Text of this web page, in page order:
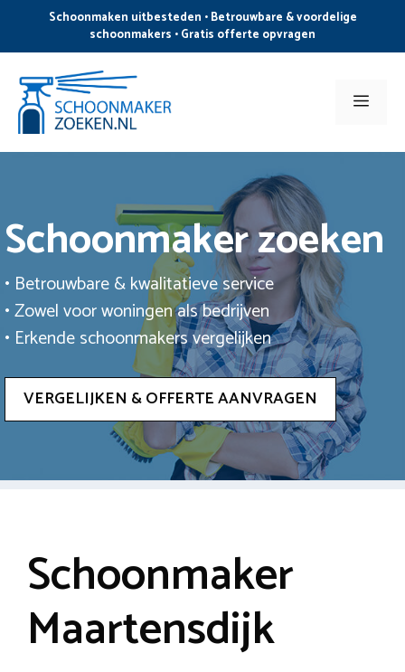
de
inhoud
Schoonmaken uitbesteden • Betrouwbare & voordelige
schoonmakers • Gratis offerte opvragen
Menu
Schoonmaker zoeken
• Betrouwbare & kwalitatieve service
• Zowel voor woningen als bedrijven
• Erkende schoonmakers vergelijken
VERGELIJKEN & OFFERTE AANVRAGEN
Schoonmaker
Maartensdijk